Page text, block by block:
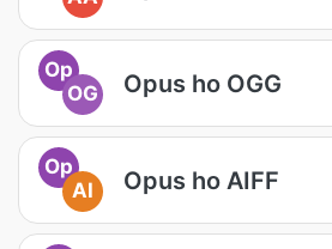
Op
OG
Opus ho OGG
Op
AI
Opus ho AIFF